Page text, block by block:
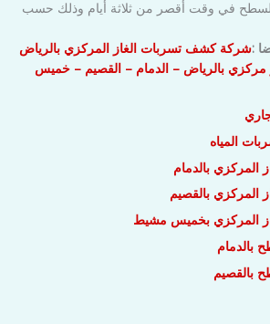
في وقت أقصر من ثلاثة أيام وذلك حسب
:شركة كشف تسربات الغاز المركزي بالرياض
مركزي بالرياض – الدمام – القصيم – خميس
المياه
المركزي بالدمام
المركزي بالقصيم
المركزي بخميس مشيط
بالقصيم